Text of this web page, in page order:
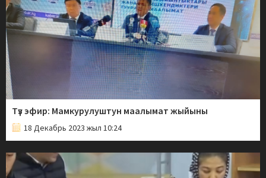
Түз эфир: Мамкурулуштун маалымат жыйыны
18 Декабрь 2023 жыл 10:24